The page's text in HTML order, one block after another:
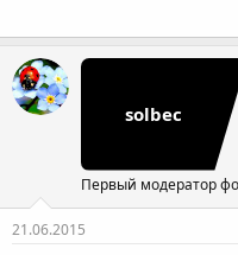
solbec
Первый модератор
21.06.2015